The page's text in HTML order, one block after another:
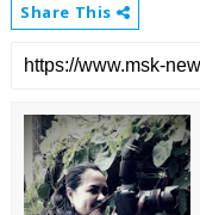
Share This